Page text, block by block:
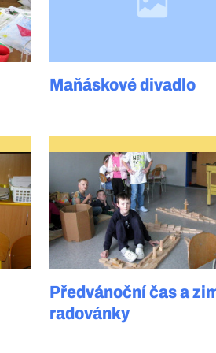
Maňáskové divadlo
Předvánoční čas a
radovánky